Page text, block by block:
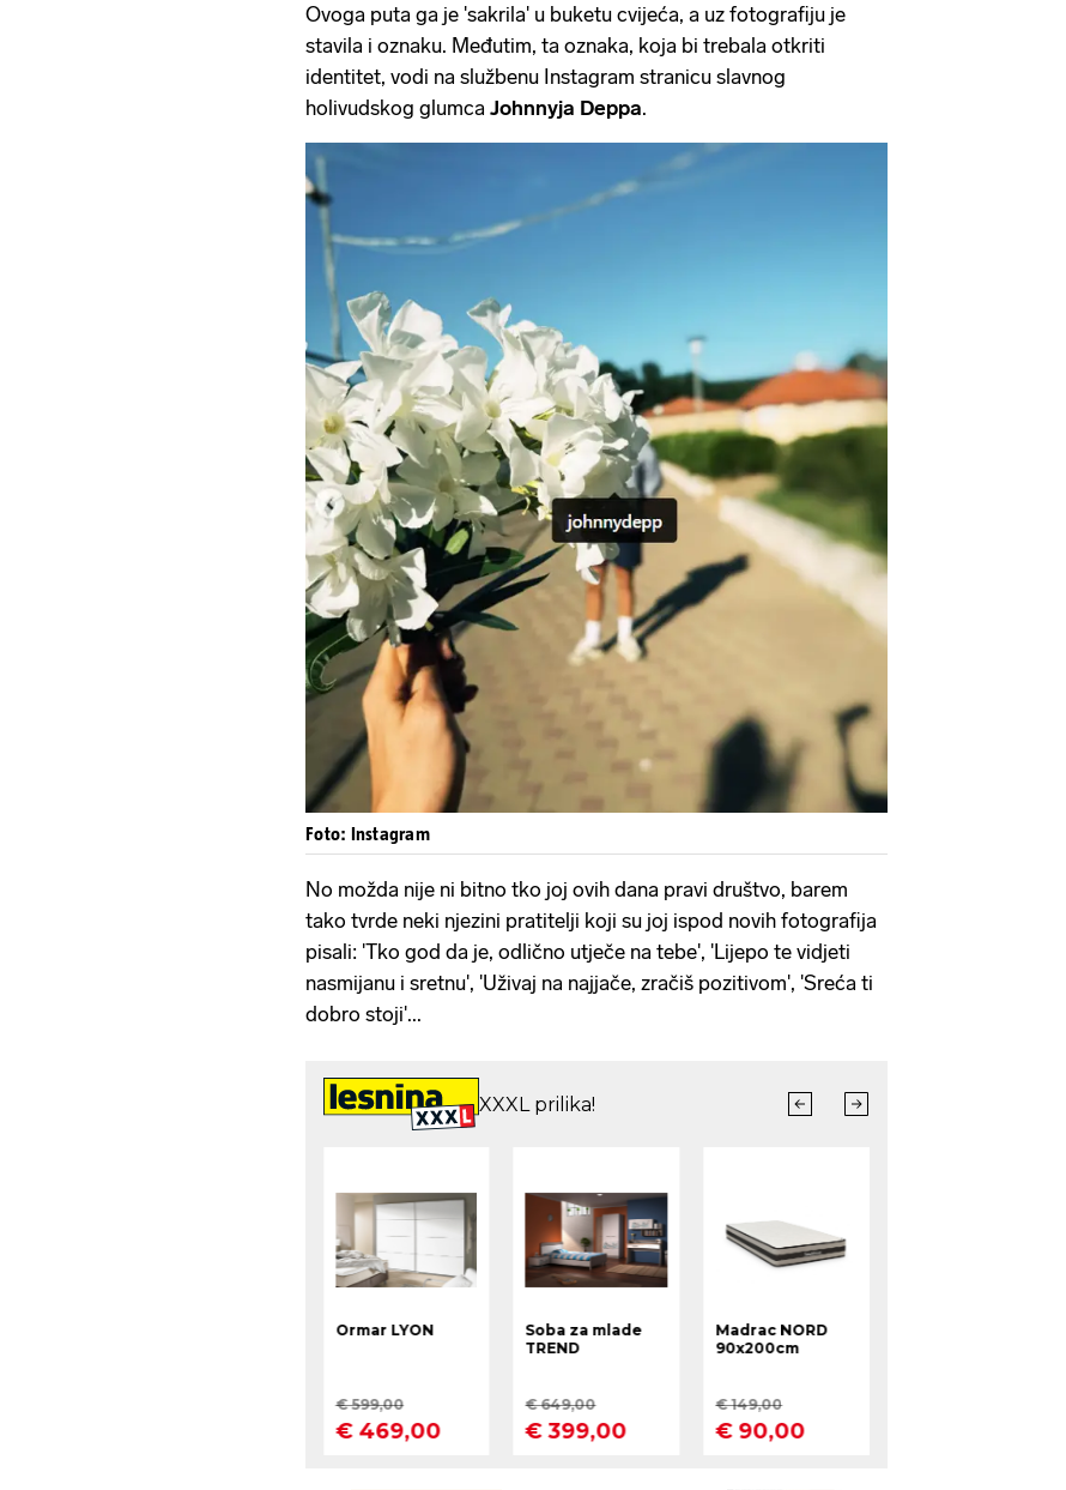
Ovoga puta ga je 'sakrila' u buketu cvijeća, a uz fotografiju je
stavila i oznaku. Međutim, ta oznaka, koja bi trebala otkriti
identitet, vodi na službenu Instagram stranicu slavnog
holivudskog glumca Johnnyja Deppa.
Foto: Instagram
No možda nije ni bitno tko joj ovih dana pravi društvo, barem
tako tvrde neki njezini pratitelji koji su joj ispod novih fotografija
pisali: 'Tko god da je, odlično utječe na tebe', 'Lijepo te vidjeti
nasmijanu i sretnu', 'Uživaj na najjače, zračiš pozitivom', 'Sreća ti
dobro stoji'...